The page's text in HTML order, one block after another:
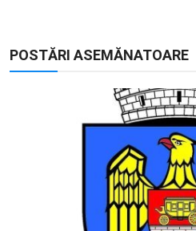
POSTĂRI ASEMĂNATOARE